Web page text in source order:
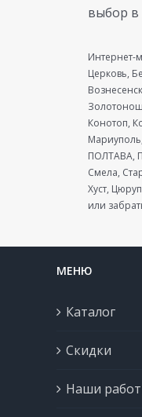
выбор в
Интернет-
Церковь,
Конотоп,
ПОЛТАВА,
Смела,
Хуст,
или
МЕНЮ
Каталог
Скидки
Наши